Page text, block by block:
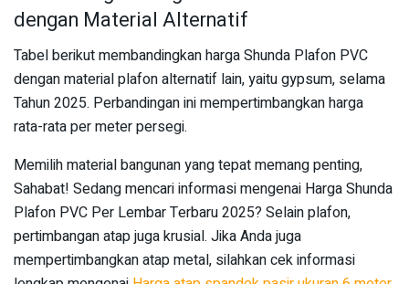
dengan Material Alternatif
Tabel berikut membandingkan harga Shunda Plafon PVC
dengan material plafon alternatif lain, yaitu gypsum, selama
Tahun 2025. Perbandingan ini mempertimbangkan harga
rata-rata per meter persegi.
Memilih material bangunan yang tepat memang penting,
Sahabat! Sedang mencari informasi mengenai Harga Shunda
Plafon PVC Per Lembar Terbaru 2025? Selain plafon,
pertimbangan atap juga krusial. Jika Anda juga
mempertimbangkan atap metal, silahkan cek informasi